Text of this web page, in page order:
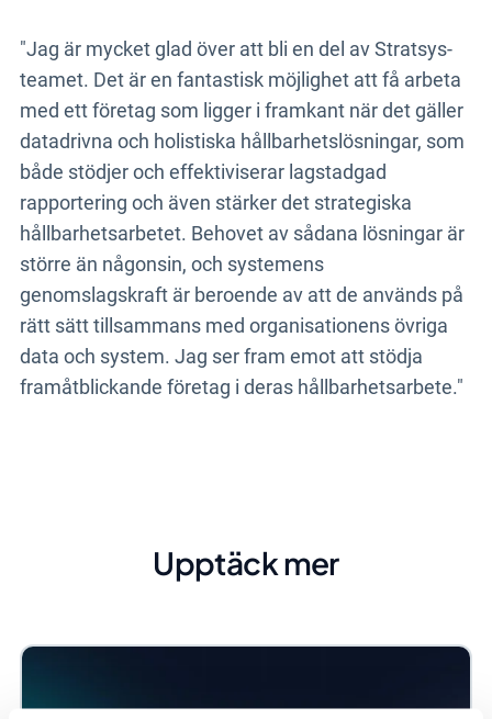
"Jag är mycket glad över att bli en del av Stratsys-
teamet. Det är en fantastisk möjlighet att få arbeta
med ett företag som ligger i framkant när det gäller
datadrivna och holistiska hållbarhetslösningar, som
både stödjer och effektiviserar lagstadgad
rapportering och även stärker det strategiska
hållbarhetsarbetet. Behovet av sådana lösningar är
större än någonsin, och systemens
genomslagskraft är beroende av att de används på
rätt sätt tillsammans med organisationens övriga
data och system. Jag ser fram emot att stödja
framåtblickande företag i deras hållbarhetsarbete."
Upptäck mer